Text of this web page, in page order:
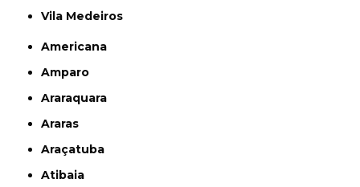
Vila Medeiros
Americana
Amparo
Araraquara
Araras
Araçatuba
Atibaia